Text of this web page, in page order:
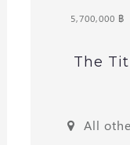
5,700,000 ฿
The
All